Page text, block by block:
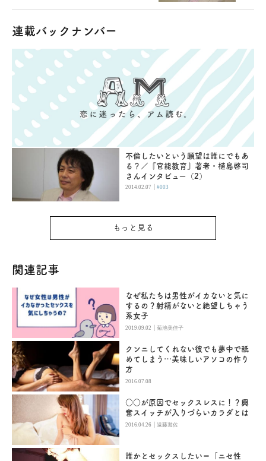
連載バックナンバー
不倫したいという願望は誰にでもあ
る？／『官能教育』著者・植島啓司
さんインタビュー（2）
2014.02.07 |#003
もっと見る
関連記事
なぜ私たちは男性がイカないと気に
するの？射精がないと絶望しちゃう
系女子
2019.09.02 |菊池美佳子
クンニしてくれない彼でも夢中で舐
めてしまう…美味しいアソコの作り
方
2016.07.08
○○が原因でセックスレスに！？興
奮スイッチが入りづらいカラダとは
2016.04.26 |遠藤遊佐
誰かとセックスしたい＝「ニセ性